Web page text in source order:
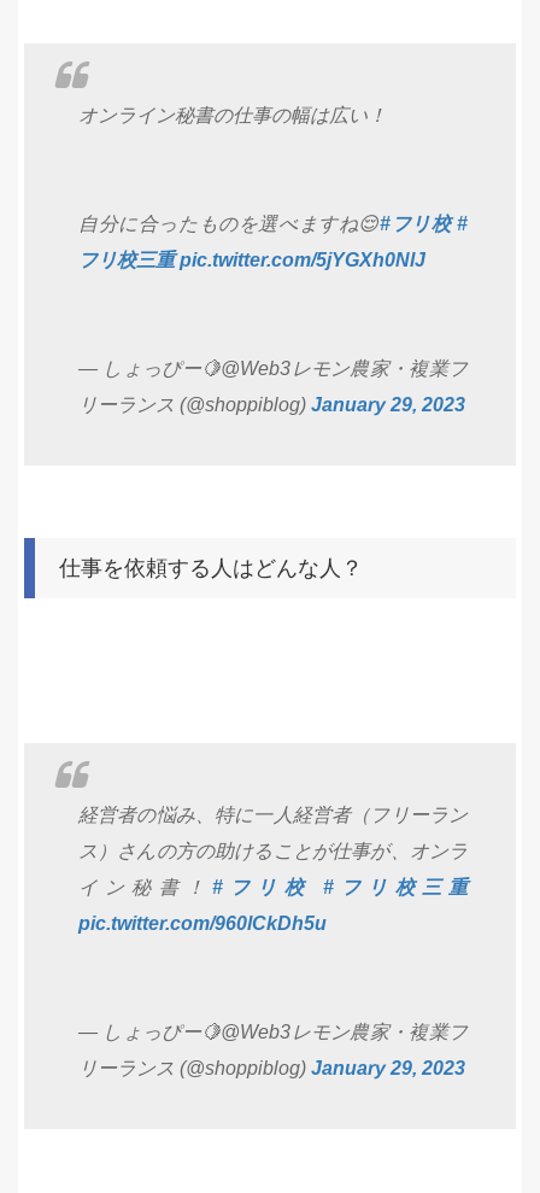
オンライン秘書の仕事の幅は広い！
自分に合ったものを選べますね😌#フリ校 #
フリ校三重 pic.twitter.com/5jYGXh0NlJ
— しょっぴー🍋@Web3レモン農家・複業フ
リーランス (@shoppiblog) January 29, 2023
仕事を依頼する人はどんな人？
経営者の悩み、特に一人経営者（フリーラン
ス）さんの方の助けることが仕事が、オンラ
イン秘書！ #フリ校
#フリ校三重
pic.twitter.com/960lCkDh5u
— しょっぴー🍋@Web3レモン農家・複業フ
リーランス (@shoppiblog) January 29, 2023